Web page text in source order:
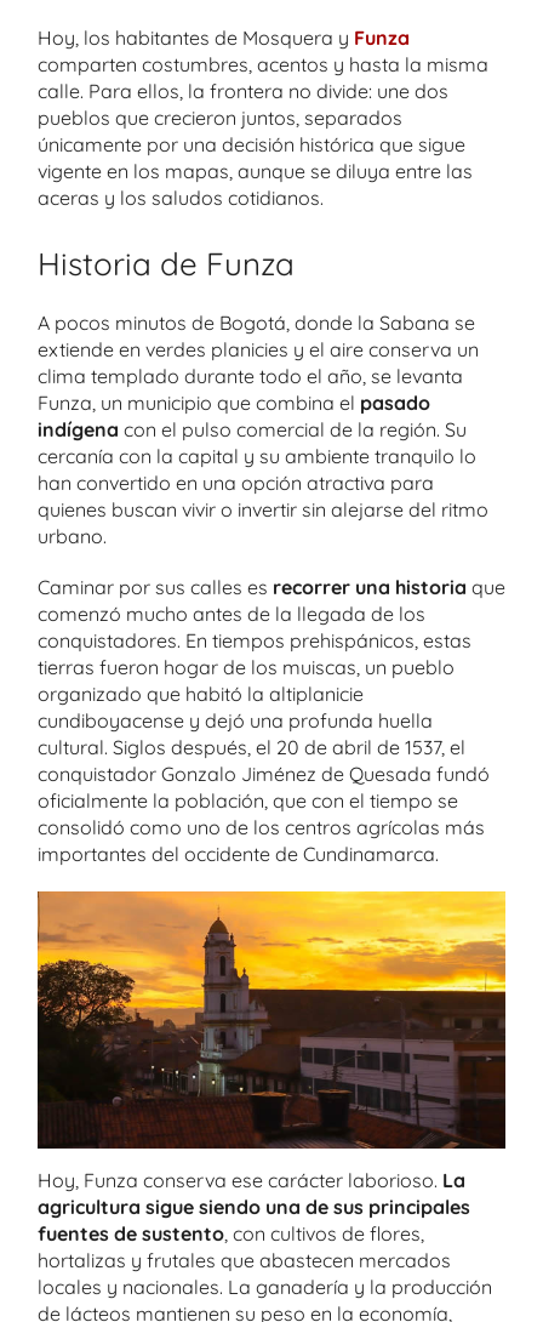
Hoy, los habitantes de Mosquera y Funza
comparten costumbres, acentos y hasta la misma
calle. Para ellos, la frontera no divide: une dos
pueblos que crecieron juntos, separados
únicamente por una decisión histórica que sigue
vigente en los mapas, aunque se diluya entre las
aceras y los saludos cotidianos.
Historia de Funza
A pocos minutos de Bogotá, donde la Sabana se
extiende en verdes planicies y el aire conserva un
clima templado durante todo el año, se levanta
Funza, un municipio que combina el pasado
indígena con el pulso comercial de la región. Su
cercanía con la capital y su ambiente tranquilo lo
han convertido en una opción atractiva para
quienes buscan vivir o invertir sin alejarse del ritmo
urbano.
Caminar por sus calles es recorrer una historia que
comenzó mucho antes de la llegada de los
conquistadores. En tiempos prehispánicos, estas
tierras fueron hogar de los muiscas, un pueblo
organizado que habitó la altiplanicie
cundiboyacense y dejó una profunda huella
cultural. Siglos después, el 20 de abril de 1537, el
conquistador Gonzalo Jiménez de Quesada fundó
oficialmente la población, que con el tiempo se
consolidó como uno de los centros agrícolas más
importantes del occidente de Cundinamarca.
Hoy, Funza conserva ese carácter laborioso. La
agricultura sigue siendo una de sus principales
fuentes de sustento, con cultivos de flores,
hortalizas y frutales que abastecen mercados
locales y nacionales. La ganadería y la producción
de lácteos mantienen su peso en la economía,